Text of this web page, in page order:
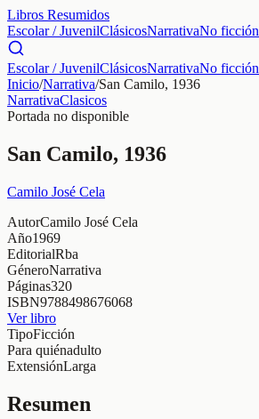
Libros Resumidos
Escolar / JuvenilClásicosNarrativaNo ficción
Escolar / JuvenilClásicosNarrativaNo ficción
Inicio/Narrativa/San Camilo, 1936
NarrativaClasicos
Portada no disponible
San Camilo, 1936
Camilo José Cela
AutorCamilo José Cela
Año1969
EditorialRba
GéneroNarrativa
Páginas320
ISBN9788498676068
Ver libro
TipoFicción
Para quiénadulto
ExtensiónLarga
Resumen